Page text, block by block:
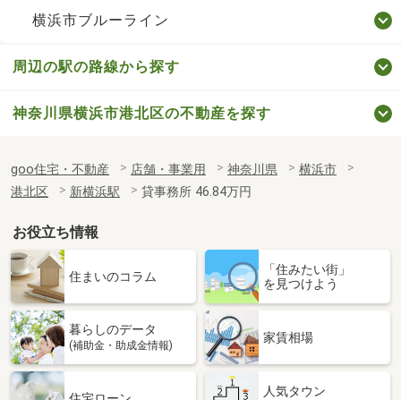
横浜市ブルーライン
周辺の駅の路線から探す
神奈川県横浜市港北区の不動産を探す
goo住宅・不動産 店舗・事業用 神奈川県
横浜市
港北区
新横浜駅 貸事務所 46.84万円
お役立ち情報
住まいのコラム
「住みたい街」
を見つけよう
暮らしのデータ
(補助金・助成金情報)
家賃相場
人気タウン